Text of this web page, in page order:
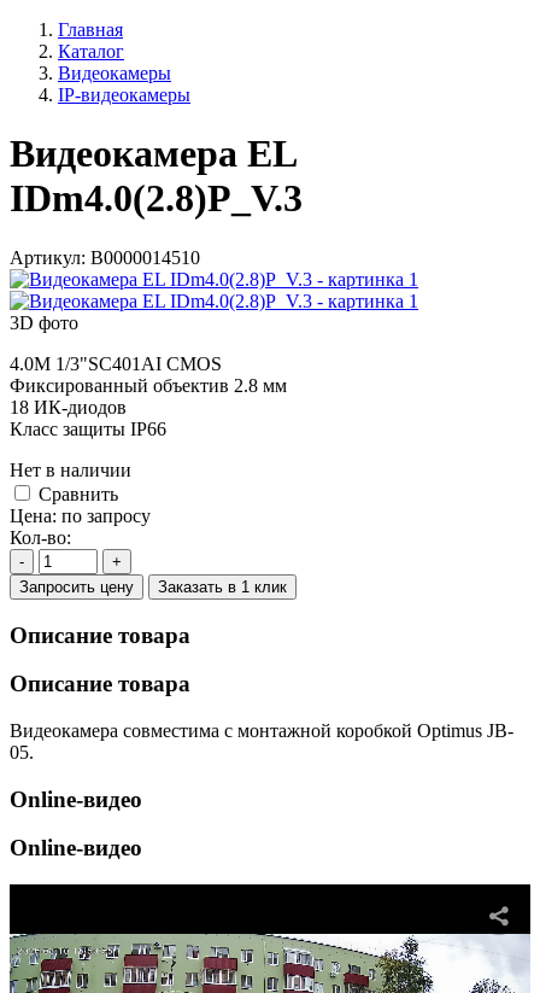
Главная
Каталог
Видеокамеры
IP-видеокамеры
Видеокамера EL
IDm4.0(2.8)P_V.3
Артикул: В0000014510
3D фото
4.0M 1/3"SC401AI CMOS
Фиксированный объектив 2.8 мм
18 ИК-диодов
Класс защиты IP66
Нет в наличии
Cравнить
Цена: по запросу
Кол-во:
-
+
Запросить цену
Заказать в 1 клик
Описание товара
Описание товара
Видеокамера совместима с монтажной коробкой Optimus JB-
05.
Online-видео
Online-видео